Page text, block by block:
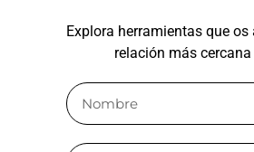
Explora herramientas que
relación más